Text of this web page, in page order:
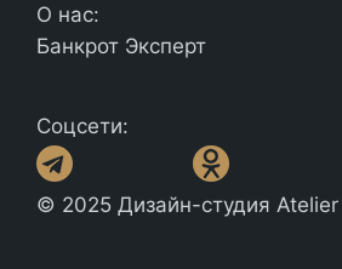
О нас:
Банкрот Эксперт
Соцсети:
© 2025 Дизайн-студия Atelier